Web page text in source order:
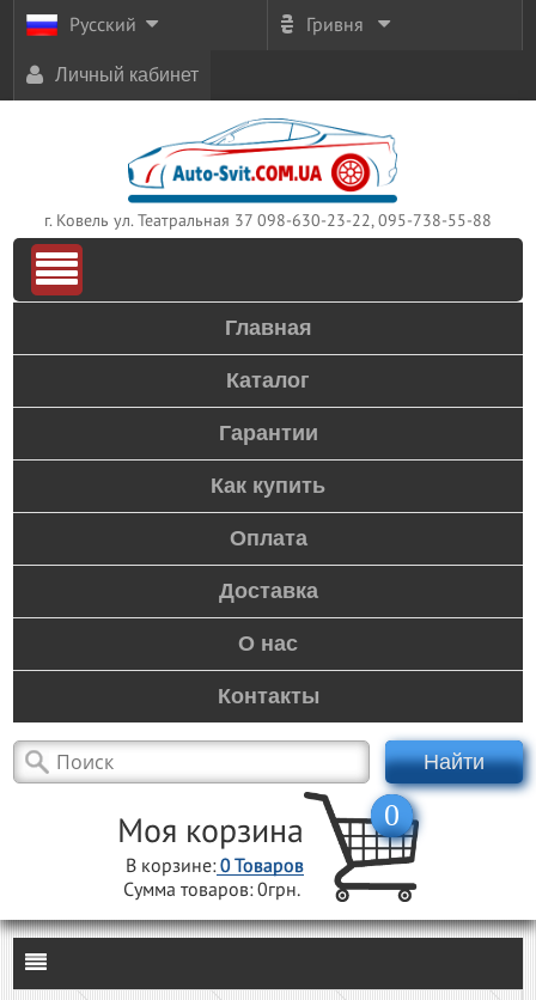
Русский Гривня
Личный кабинет
г. Ковель ул. Театральная 37 098-630-23-22, 095-738-55-88
Главная
Каталог
Гарантии
Как купить
Оплата
Доставка
О нас
Контакты
Найти
Моя корзина
В корзине:0Товаров
Сумма товаров:0грн.
0